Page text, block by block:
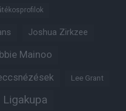
Joshua Zirkzee
Mainoo
Lee Grant
Ligakupa